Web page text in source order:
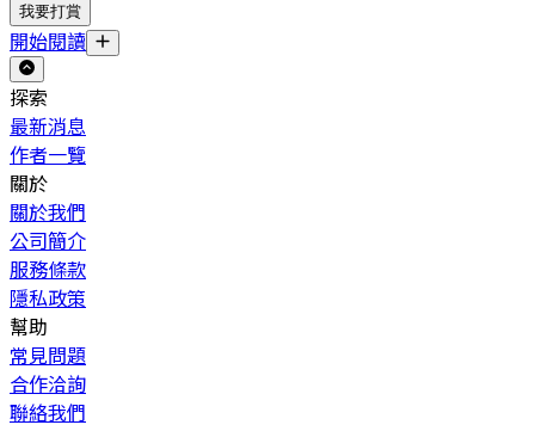
我要打賞
開始閱讀
探索
最新消息
作者一覽
關於
關於我們
公司簡介
服務條款
隱私政策
幫助
常見問題
合作洽詢
聯絡我們